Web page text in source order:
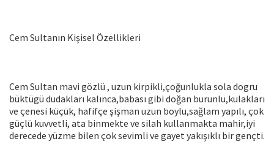
Cem Sultanın Kişisel Özellikleri
Cem Sultan mavi gözlü , uzun kirpikli,çoğunlukla sola dogru
büktügü dudakları kalınca,babası gibi doğan burunlu,kulakları
ve çenesi küçük, hafifçe şişman uzun boylu,sağlam yapılı, çok
güçlü kuvvetli, ata binmekte ve silah kullanmakta mahir,iyi
derecede yüzme bilen çok sevimli ve gayet yakışıklı bir gençti.